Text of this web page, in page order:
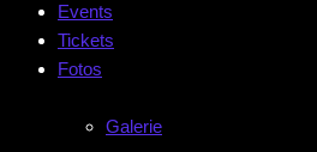
Events
Tickets
Fotos
Galerie